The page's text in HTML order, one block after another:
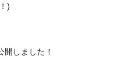
)
しました！